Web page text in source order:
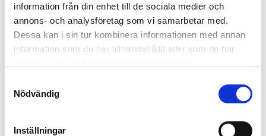
information från din enhet till de sociala medier och
annons- och analysföretag som vi samarbetar med.
Dessa kan i sin tur kombinera informationen med annan
information som du har tillhandahållit eller som de har
Nödvändig
Inställningar
TRAFIKVERKETS OLIKA
STEG
på den här sidan.
Kom ihåg att uppge kod ME2022 i ”rabattkod